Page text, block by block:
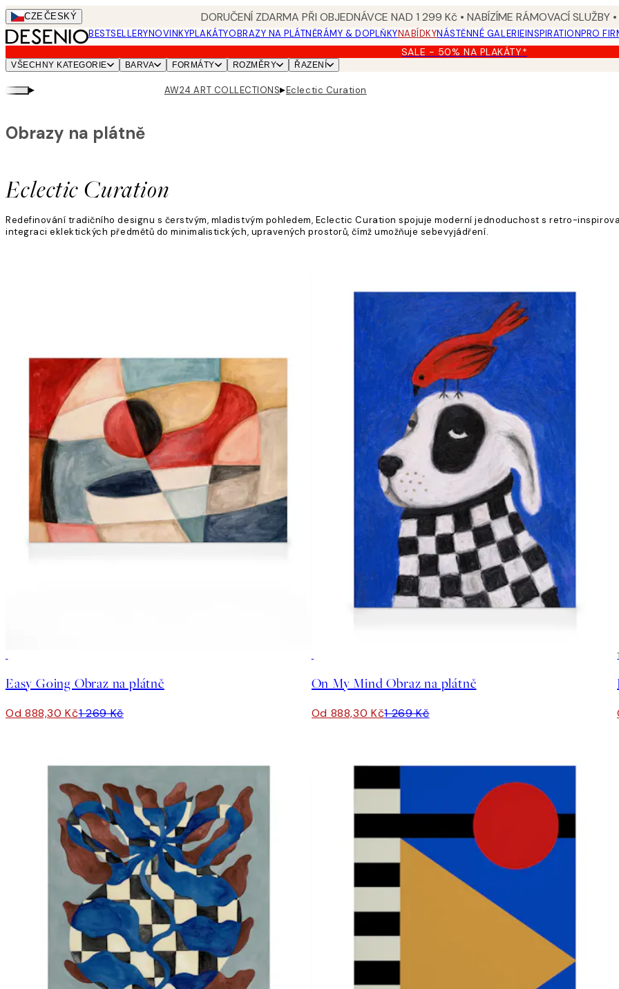
Skip
to
main
content.
CZEČESKÝ DORUČENÍ ZDARMA PŘI OBJEDNÁVCE NAD 1 299 Kč • NABÍZÍME RÁMOVACÍ SLUŽBY
BESTSELLERYNOVINKYPLAKÁTYOBRAZY NA PLÁTNĚRÁMY & DOPLŇKYNABÍDKYNÁSTĚNNÉ GALERIEINSPIRATIONPRO
SALE - 50% NA PLAKÁTY*
VŠECHNY KATEGORIE BARVA FORMÁTY ROZMĚRY ŘAZENÍ
▸ AW24 ART COLLECTIONS▸Eclectic Curation
Eclectic Curation
Obrazy na plátně
Redefinování tradičního designu s čerstvým, mladistvým pohledem, Eclectic Curation spojuje moderní jednoduchost s retro-
integraci eklektických předmětů do minimalistických, upravených prostorů, čímž umožňuje sebevyjádření.
Easy Going Obraz na plátně
Od 888,30 Kč1 269 Kč
On My Mind Obraz na plátně
Od 888,30 Kč1 269 Kč